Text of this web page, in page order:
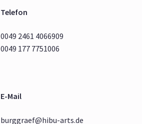
Telefon
0049 2461 4066909
0049 177 7751006
E-Mail
burggraef@hibu-arts.de